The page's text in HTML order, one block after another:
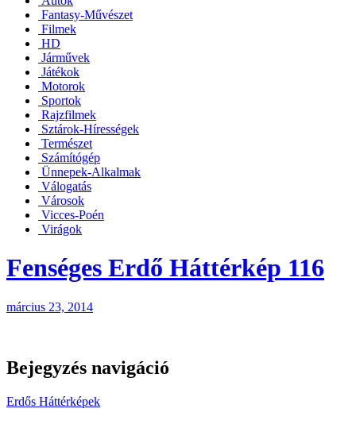
Fantasy-Művészet
Filmek
HD
Járművek
Játékok
Motorok
Sportok
Rajzfilmek
Sztárok-Hírességek
Természet
Számítógép
Ünnepek-Alkalmak
Válogatás
Városok
Vicces-Poén
Virágok
Fenséges Erdő Háttérkép 116
március 23, 2014
Bejegyzés navigáció
Erdős Háttérképek